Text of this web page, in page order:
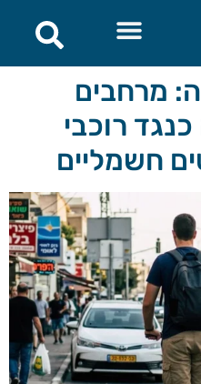
מרחבים
רוכבי
חשמליים